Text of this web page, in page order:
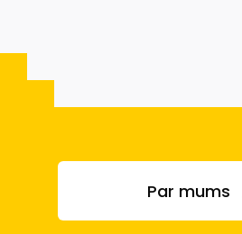
Par mums